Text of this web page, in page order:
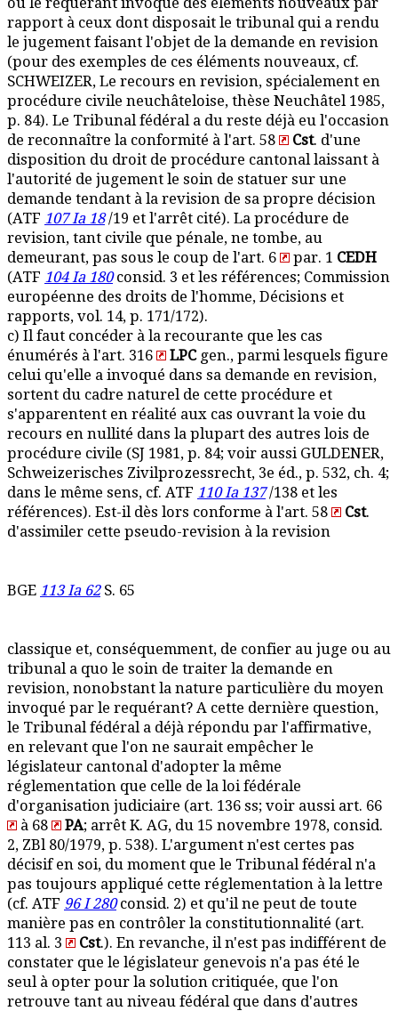
rapport à ceux dont disposait le tribunal qui a rendu
le jugement faisant l'objet de la demande en revision
(pour des exemples de ces éléments nouveaux, cf.
SCHWEIZER, Le recours en revision, spécialement en
procédure civile neuchâteloise, thèse Neuchâtel 1985,
p. 84). Le Tribunal fédéral a du reste déjà eu l'occasion
de reconnaître la conformité à l'art. 58
Cst. d'une
disposition du droit de procédure cantonal laissant à
l'autorité de jugement le soin de statuer sur une
demande tendant à la revision de sa propre décision
(ATF 107 Ia 18/19 et l'arrêt cité). La procédure de
revision, tant civile que pénale, ne tombe, au
demeurant, pas sous le coup de l'art. 6
par. 1 CEDH
(ATF 104 Ia 180consid. 3 et les références; Commission
européenne des droits de l'homme, Décisions et
rapports, vol. 14, p. 171/172).
c) Il faut concéder à la recourante que les cas
énumérés à l'art. 316
LPCgen., parmi lesquels figure
celui qu'elle a invoqué dans sa demande en revision,
sortent du cadre naturel de cette procédure et
s'apparentent en réalité aux cas ouvrant la voie du
recours en nullité dans la plupart des autres lois de
procédure civile (SJ 1981, p. 84; voir aussi GULDENER,
Schweizerisches Zivilprozessrecht, 3e éd., p. 532, ch. 4;
dans le même sens, cf. ATF 110 Ia 137/138 et les
références). Est-il dès lors conforme à l'art. 58
Cst.
d'assimiler cette pseudo-revision à la revision
BGE 113 Ia 62S. 65
classique et, conséquemment, de confier au juge ou au
tribunal a quo le soin de traiter la demande en
revision, nonobstant la nature particulière du moyen
invoqué par le requérant? A cette dernière question,
le Tribunal fédéral a déjà répondu par l'affirmative,
en relevant que l'on ne saurait empêcher le
législateur cantonal d'adopter la même
réglementation que celle de la loi fédérale
d'organisation judiciaire (art. 136 ss; voir aussi art. 66
à 68
PA; arrêt K. AG, du 15 novembre 1978, consid.
2, ZBl 80/1979, p. 538). L'argument n'est certes pas
décisif en soi, du moment que le Tribunal fédéral n'a
pas toujours appliqué cette réglementation à la lettre
(cf. ATF 96 I 280consid. 2) et qu'il ne peut de toute
manière pas en contrôler la constitutionnalité (art.
113 al. 3
Cst.). En revanche, il n'est pas indifférent de
constater que le législateur genevois n'a pas été le
seul à opter pour la solution critiquée, que l'on
retrouve tant au niveau fédéral que dans d'autres